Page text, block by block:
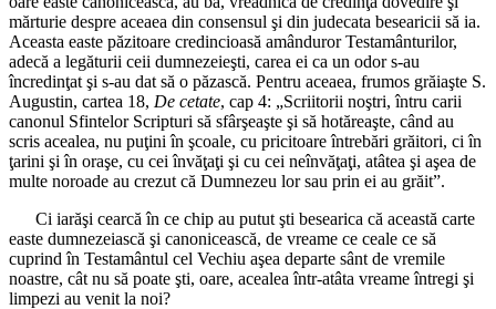
mărturie despre aceaea din consensul şi din judecata besearicii să ia.
Aceasta easte păzitoare credincioasă amânduror Testamânturilor,
adecă a legăturii ceii dumnezeieşti, carea ei ca un odor s-au
încredinţat şi s-au dat să o păzască. Pentru aceaea, frumos grăiaşte S.
Augustin, cartea 18, De cetate, cap 4: „Scriitorii noştri, întru carii
canonul Sfintelor Scripturi să sfârşeaşte şi să hotăreaşte, când au
scris acealea, nu puţini în şcoale, cu pricitoare întrebări grăitori, ci în
ţarini şi în oraşe, cu cei învăţaţi şi cu cei neînvăţaţi, atâtea şi aşea de
multe noroade au crezut că Dumnezeu lor sau prin ei au grăit”.
Ci iarăşi cearcă în ce chip au putut şti besearica că această carte
easte dumnezeiască şi canonicească, de vreame ce ceale ce să
cuprind în Testamântul cel Vechiu aşea departe sânt de vremile
noastre, cât nu să poate şti, oare, acealea într-atâta vreame întregi şi
limpezi au venit la noi?